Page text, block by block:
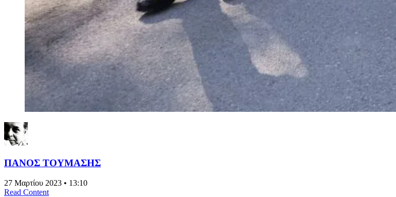
ΠΑΝΟΣ ΤΟΥΜΑΣΗΣ
27 Μαρτίου 2023 • 13:10
Read Content